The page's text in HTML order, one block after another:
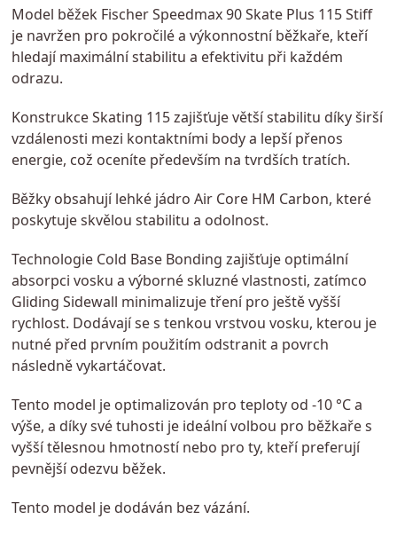
Model běžek Fischer Speedmax 90 Skate Plus 115 Stiff
je navržen pro pokročilé a výkonnostní běžkaře, kteří
hledají maximální stabilitu a efektivitu při každém
odrazu.
Konstrukce Skating 115 zajišťuje větší stabilitu díky širší
vzdálenosti mezi kontaktními body a lepší přenos
energie, což oceníte především na tvrdších tratích.
Běžky obsahují lehké jádro Air Core HM Carbon, které
poskytuje skvělou stabilitu a odolnost.
Technologie Cold Base Bonding zajišťuje optimální
absorpci vosku a výborné skluzné vlastnosti, zatímco
Gliding Sidewall minimalizuje tření pro ještě vyšší
rychlost. Dodávají se s tenkou vrstvou vosku, kterou je
nutné před prvním použitím odstranit a povrch
následně vykartáčovat.
Tento model je optimalizován pro teploty od -10 °C a
výše, a díky své tuhosti je ideální volbou pro běžkaře s
vyšší tělesnou hmotností nebo pro ty, kteří preferují
pevnější odezvu běžek.
Tento model je dodáván bez vázání.